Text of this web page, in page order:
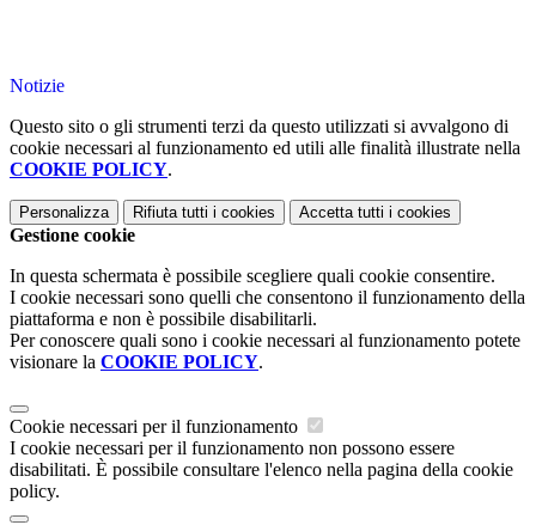
Notizie
Questo sito o gli strumenti terzi da questo utilizzati si avvalgono di
cookie necessari al funzionamento ed utili alle finalità illustrate nella
COOKIE POLICY.
Personalizza Rifiuta tutti i cookies Accetta tutti i cookies
Gestione cookie
In questa schermata è possibile scegliere quali cookie consentire.
I cookie necessari sono quelli che consentono il funzionamento della
piattaforma e non è possibile disabilitarli.
Per conoscere quali sono i cookie necessari al funzionamento potete
visionare la COOKIE POLICY.
Cookie necessari per il funzionamento
I cookie necessari per il funzionamento non possono essere
disabilitati. È possibile consultare l'elenco nella pagina della cookie
policy.